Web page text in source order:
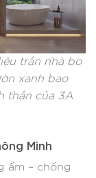
trần nhà bo
xanh bao
thần của 3A
Minh
ẩm – chống